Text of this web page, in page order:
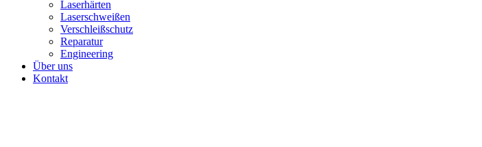
Laserhärten
Laserschweißen
Verschleißschutz
Reparatur
Engineering
Über uns
Kontakt